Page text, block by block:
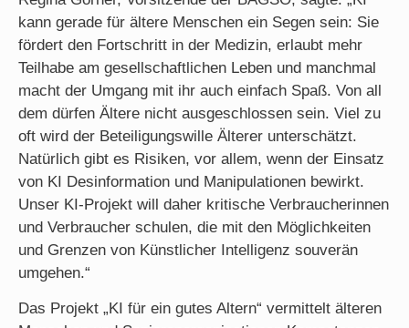
kann gerade für ältere Menschen ein Segen sein: Sie
fördert den Fortschritt in der Medizin, erlaubt mehr
Teilhabe am gesellschaftlichen Leben und manchmal
macht der Umgang mit ihr auch einfach Spaß. Von all
dem dürfen Ältere nicht ausgeschlossen sein. Viel zu
oft wird der Beteiligungswille Älterer unterschätzt.
Natürlich gibt es Risiken, vor allem, wenn der Einsatz
von KI Desinformation und Manipulationen bewirkt.
Unser KI-Projekt will daher kritische Verbraucherinnen
und Verbraucher schulen, die mit den Möglichkeiten
und Grenzen von Künstlicher Intelligenz souverän
umgehen.“
Das Projekt „KI für ein gutes Altern“ vermittelt älteren